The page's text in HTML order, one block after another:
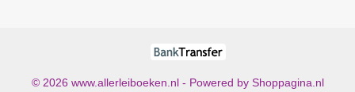
© 2026 www.allerleiboeken.nl - Powered by Shoppagina.nl